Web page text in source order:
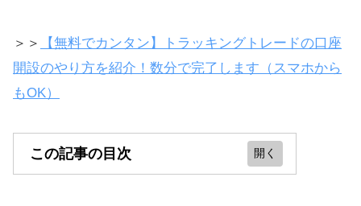
＞＞
【無料でカンタン】トラッキングトレードの口座
開設のやり方を紹介！数分で完了します（スマホから
もOK）
この記事の目次